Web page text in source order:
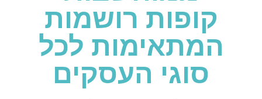
קופות רושמות
המתאימות לכל
סוגי העסקים